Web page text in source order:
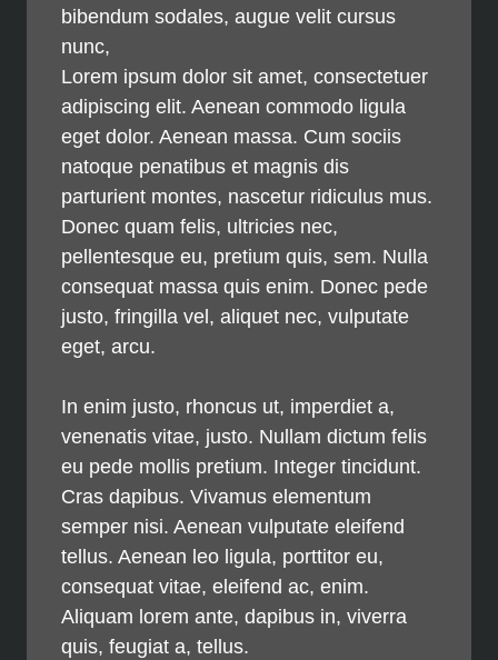
bibendum sodales, augue velit cursus
nunc,
Lorem ipsum dolor sit amet, consectetuer
adipiscing elit. Aenean commodo ligula
eget dolor. Aenean massa. Cum sociis
natoque penatibus et magnis dis
parturient montes, nascetur ridiculus mus.
Donec quam felis, ultricies nec,
pellentesque eu, pretium quis, sem. Nulla
consequat massa quis enim. Donec pede
justo, fringilla vel, aliquet nec, vulputate
eget, arcu.
In enim justo, rhoncus ut, imperdiet a,
venenatis vitae, justo. Nullam dictum felis
eu pede mollis pretium. Integer tincidunt.
Cras dapibus. Vivamus elementum
semper nisi. Aenean vulputate eleifend
tellus. Aenean leo ligula, porttitor eu,
consequat vitae, eleifend ac, enim.
Aliquam lorem ante, dapibus in, viverra
quis, feugiat a, tellus.